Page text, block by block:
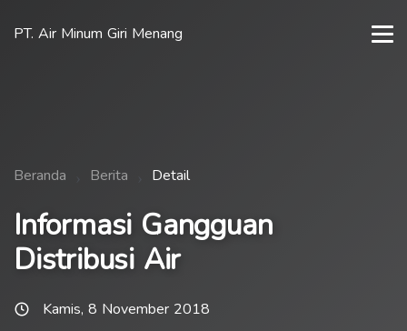
PT. Air Minum Giri Menang
Beranda Berita Detail
Informasi Gangguan
Distribusi Air
Kamis, 8 November 2018